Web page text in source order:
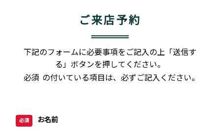
ご来店予約
下記のフォームに必要事項をご記入の上「送信す
る」ボタンを押してください。
必須 の付いている項目は、必ずご記入ください。
必須 お名前